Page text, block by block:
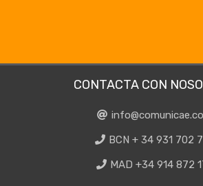
CONTACTA CON
BCN + 34 931 702
MAD +34 914 872